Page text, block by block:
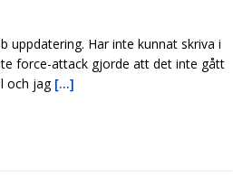
uppdatering. Har inte kunnat skriva i
force-attack gjorde att det inte gått
och jag [...]